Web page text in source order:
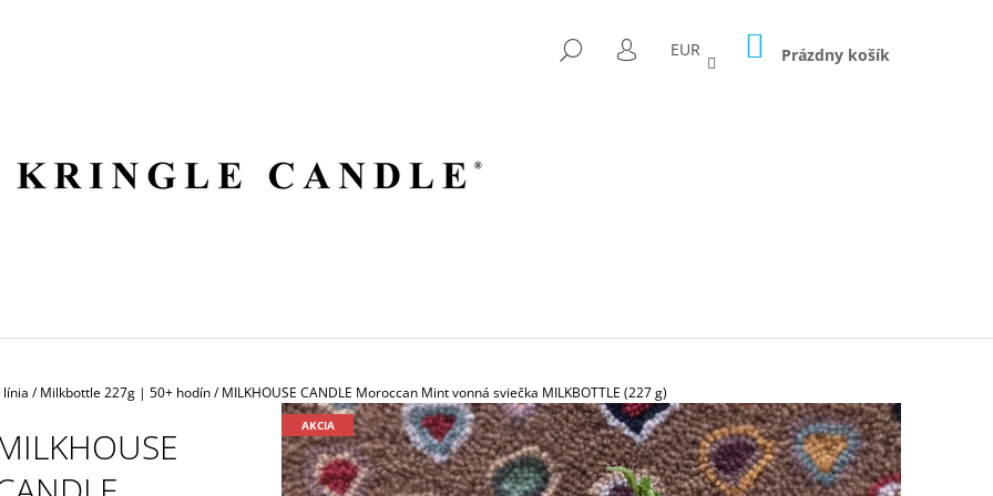
HĽADAŤ
PRIHLÁSENIE
EUR NÁKUPNÝ
KOŠÍK
Prázdny košík
/ Milkbottle 227g | 50+ hodín/ MILKHOUSE CANDLE Moroccan Mint vonná sviečka MILKBOTTLE (227 g)
AKCIA Nasledujúce
HERMANOS APOTHECARY VOLUSPA JAPONICA FORAGED